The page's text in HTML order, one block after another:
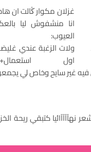
غزلان مكوار ڭالت ان
انا منشفوش ليا
العيوب:
ولات الزغبة عندي
اول
فيه غير سايح وخاص لي
كتبقي ريحة